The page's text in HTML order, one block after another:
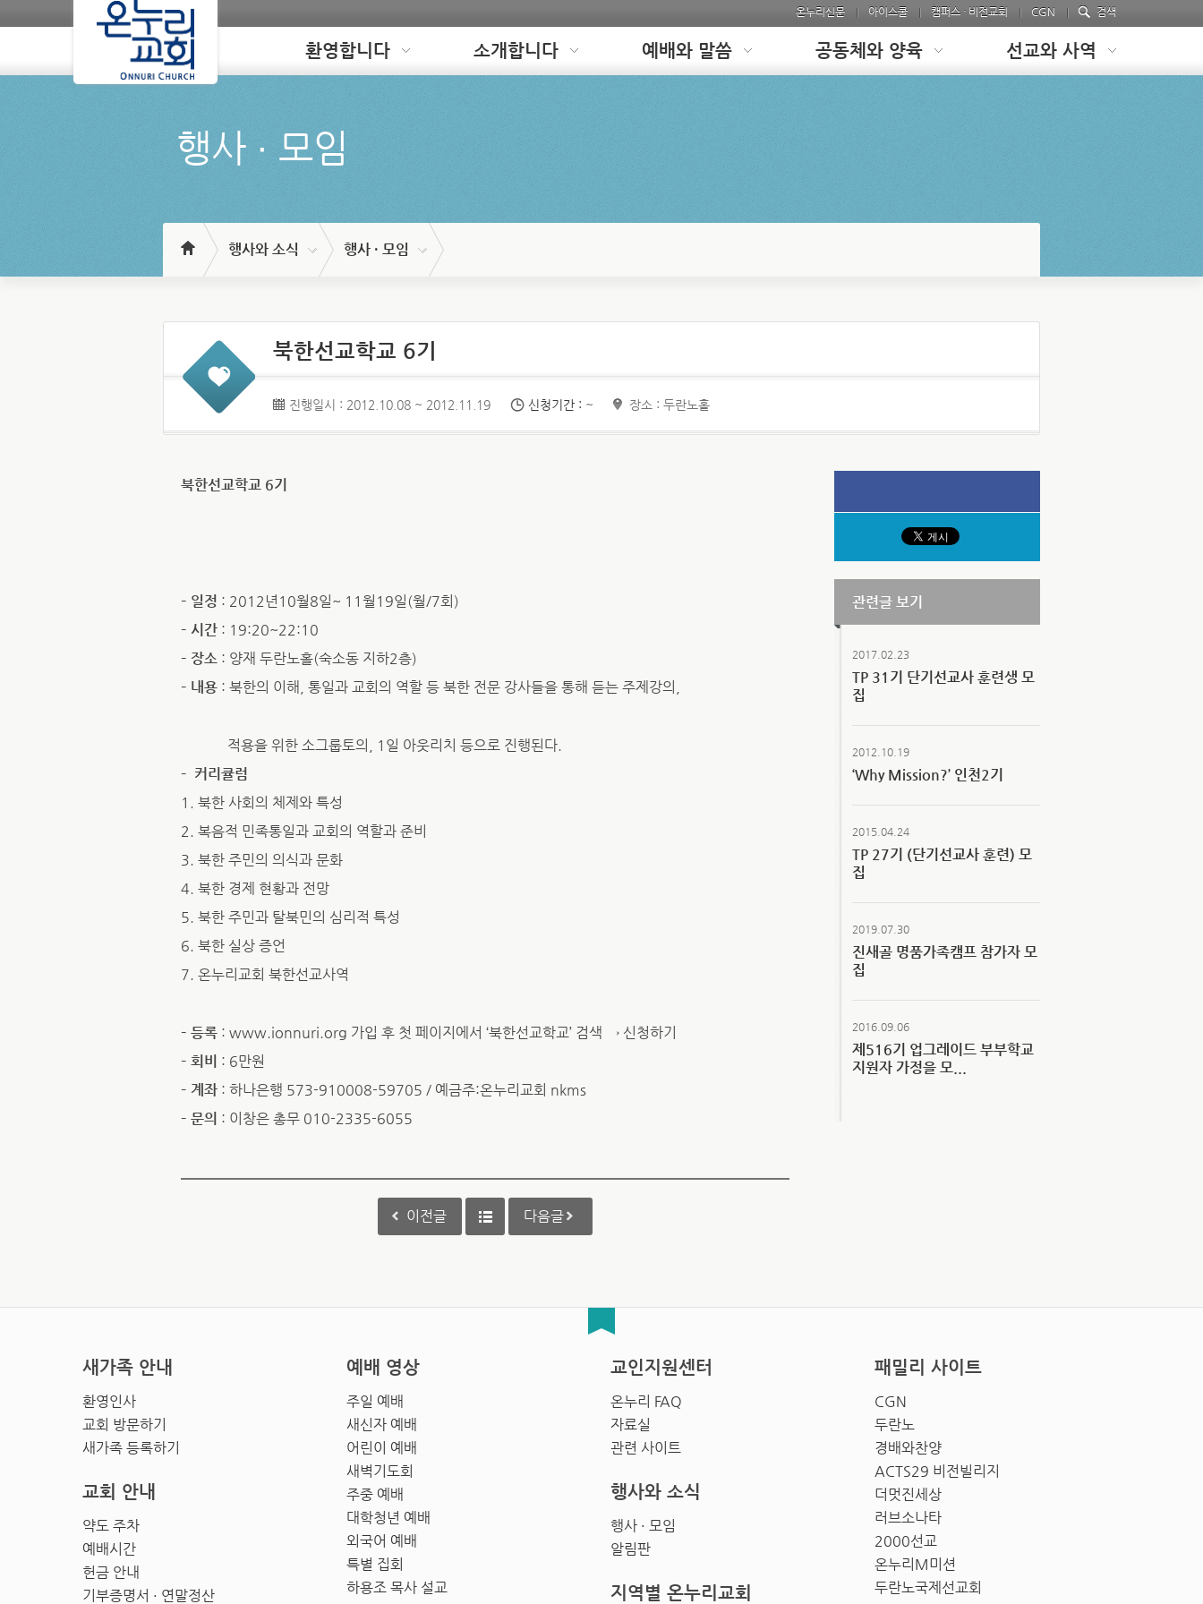
온누리신문 아이스쿨 캠퍼스 · 비전교회 CGN 검색
Loading 환영합니다 소개합니다 예배와 말씀 공동체와 양육 선교와 사역
행사 ∙ 모임
행사와 소식 행사 · 모임
북한선교학교 6기
진행일시 : 2012.10.08 ~ 2012.11.19 신청기간 : ~ 장소 : 두란노홀
북한선교학교 6기
– 일정 : 2012년10월8일~ 11월19일(월/7회)
– 시간 : 19:20~22:10
– 장소 : 양재 두란노홀(숙소동 지하2층)
– 내용 : 북한의 이해, 통일과 교회의 역할 등 북한 전문 강사들을 통해 듣는 주제강의,
적용을 위한 소그룹토의, 1일 아웃리치 등으로 진행된다.
– 커리큘럼
1. 북한 사회의 체제와 특성
2. 복음적 민족통일과 교회의 역할과 준비
3. 북한 주민의 의식과 문화
4. 북한 경제 현황과 전망
5. 북한 주민과 탈북민의 심리적 특성
6. 북한 실상 증언
7. 온누리교회 북한선교사역
– 등록 : www.ionnuri.org 가입 후 첫 페이지에서 ‘북한선교학교’ 검색 → 신청하기
– 회비 : 6만원
– 계좌 : 하나은행 573-910008-59705 / 예금주:온누리교회 nkms
– 문의 : 이창은 총무 010-2335-6055
이전글 다음글
관련글 보기
2017.02.23
TP 31기 단기선교사 훈련생 모
집
2012.10.19
‘Why Mission?’ 인천2기
2015.04.24
TP 27기 (단기선교사 훈련) 모
집
2019.07.30
진새골 명품가족캠프 참가자 모
집
2016.09.06
제516기 업그레이드 부부학교
지원자 가정을 모...
새가족 안내
환영인사
교회 방문하기
새가족 등록하기
예배 영상
주일 예배
새신자 예배
어린이 예배
새벽기도회
주중 예배
대학청년 예배
외국어 예배
특별 집회
하용조 목사 설교
교인지원센터
온누리 FAQ
자료실
관련 사이트
패밀리 사이트
CGN
두란노
경배와찬양
ACTS29 비전빌리지
더멋진세상
러브소나타
2000선교
온누리M미션
두란노국제선교회
교회 안내
약도 주차
예배시간
헌금 안내
기부증명서 · 연말정산
행사와 소식
행사 · 모임
알림판
지역별 온누리교회